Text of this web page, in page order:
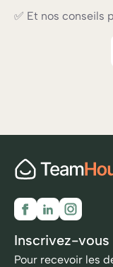
✅ Et nos conseils
Inscrivez-
Pour recevoir les